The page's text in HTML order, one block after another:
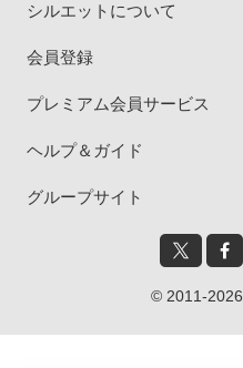
シルエットについて
会員登録
プレミアム会員サービス
ヘルプ＆ガイド
グループサイト
© 2011-2026